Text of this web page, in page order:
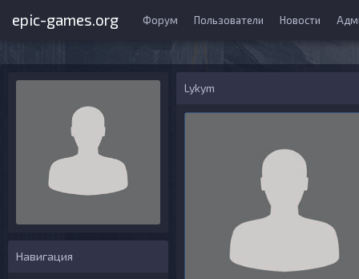
epic-games.org Форум Пользователи Новости
Навигация
Lykym